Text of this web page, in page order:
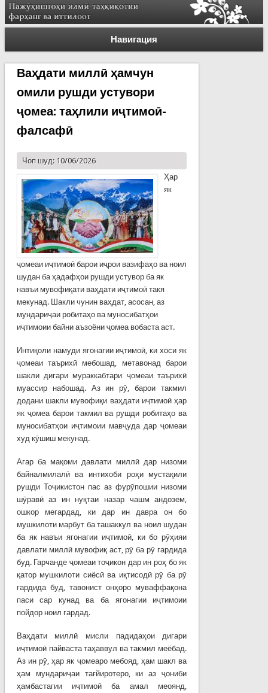
Навигация
Ваҳдати миллӣ ҳамчун
омили рушди устувори
ҷомеа: таҳлили иҷтимоӣ-
фалсафӣ
Чоп шуд: 10/06/2026
Ҳар
як
ҷомеаи иҷтимоӣ барои иҷрои вазифаҳо ва ноил
шудан ба ҳадафҳои рушди устувор ба як
навъи мувофиқати ваҳдати иҷтимоӣ такя
мекунад. Шакли чунин ваҳдат, асосан, аз
мундариҷаи робитаҳо ва муносибатҳои
иҷтимоии байни аъзоёни ҷомеа вобаста аст.
Интиқоли намуди ягонагии иҷтимоӣ, ки хоси як
ҷомеаи таърихӣ мебошад, метавонад барои
шакли дигари мураккабтари ҷомеаи таърихӣ
муассир набошад. Аз ин рӯ, барои такмил
додани шакли мувофиқи ваҳдати иҷтимоӣ ҳар
як ҷомеа барои такмил ва рушди робитаҳо ва
муносибатҳои иҷтимоии мавҷуда дар ҷомеаи
худ кӯшиш мекунад.
Агар ба мақоми давлати миллӣ дар низоми
байналмилалӣ ва интихоби роҳи мустақили
рушди Тоҷикистон пас аз фурӯпошии низоми
шӯравӣ аз ин нуқтаи назар чашм андозем,
ошкор мегардад, ки дар ин давра он бо
мушкилоти марбут ба ташаккул ва ноил шудан
ба як навъи ягонагии иҷтимоӣ, ки бо рӯҳияи
давлати миллӣ мувофиқ аст, рӯ ба рӯ гардида
буд. Гарчанде ҷомеаи тоҷикон дар ин роҳ бо як
қатор мушкилоти сиёсӣ ва иқтисодӣ рӯ ба рӯ
гардида буд, тавонист онҳоро муваффақона
паси сар кунад ва ба ягонагии иҷтимоии
пойдор ноил гардад.
Ваҳдати миллӣ мисли падидаҳои дигари
иҷтимоӣ пайваста таҳаввул ва такмил меёбад.
Аз ин рӯ, ҳар як ҷомеаро мебояд, ҳам шакл ва
ҳам мундариҷаи тағйиротеро, ки аз ҷониби
ҳамбастагии иҷтимоӣ ба амал меоянд,